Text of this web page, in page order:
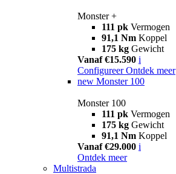
Monster +
111 pk Vermogen
91,1 Nm Koppel
175 kg Gewicht
Vanaf €15.590 i
Configureer Ontdek meer
new Monster 100
Monster 100
111 pk Vermogen
175 kg Gewicht
91,1 Nm Koppel
Vanaf €29.000 i
Ontdek meer
Multistrada